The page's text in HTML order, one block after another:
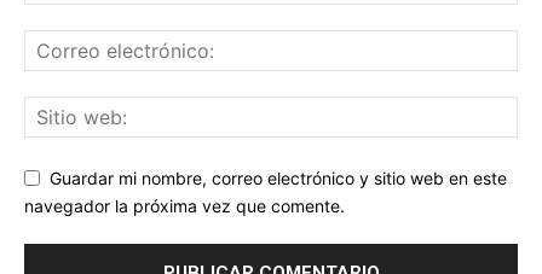
Guardar mi nombre, correo electrónico y sitio web en este
navegador la próxima vez que comente.